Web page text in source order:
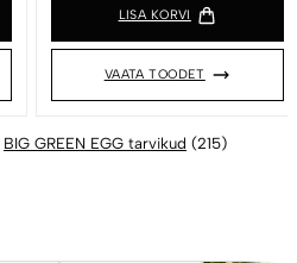
LISA KORVI
VAATA TOODET
BIG GREEN EGG tarvikud (215)